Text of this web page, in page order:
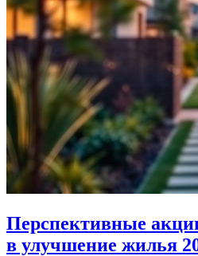
Перспективные
в улучшение жилья